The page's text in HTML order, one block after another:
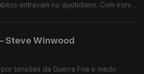
entravam no quotidiano. Com ironia
Steve Winwood
tensões da Guerra Fria e medo